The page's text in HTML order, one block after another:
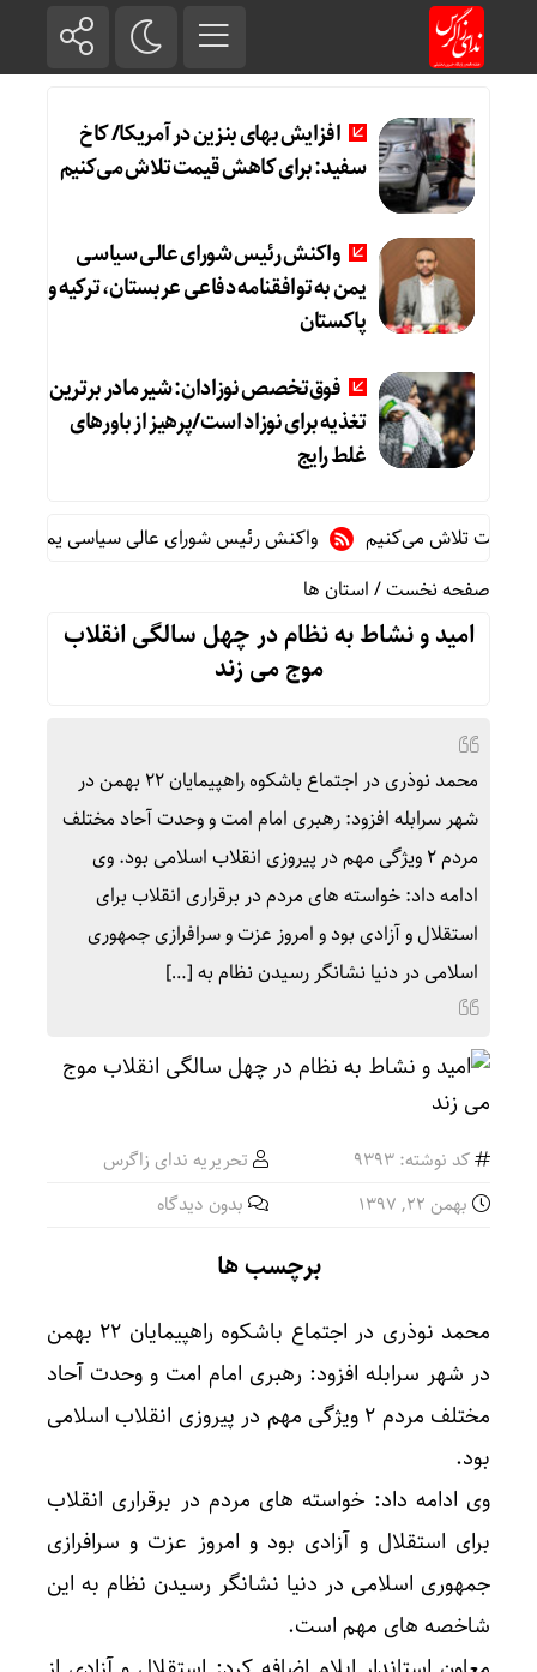
افزایش بهای بنزین در آمریکا/ کاخ
سفید: برای کاهش قیمت تلاش می‌کنیم
واکنش رئیس شورای عالی سیاسی
یمن به توافقنامه دفاعی عربستان، ترکیه و
پاکستان
فوق‌تخصص نوزادان: شیر مادر برترین
تغذیه برای نوزاد است/پرهیز از باورهای
غلط رایج
تلاش می‌کنیم
واکنش رئیس شورای عالی سیاسی یمن به
صفحه نخست/استان ها
امید و نشاط به نظام در چهل سالگی انقلاب
موج می زند
محمد نوذری در اجتماع باشکوه راهپیمایان ۲۲ بهمن در
شهر سرابله افزود: رهبری امام امت و وحدت آحاد مختلف
مردم ۲ ویژگی مهم در پیروزی انقلاب اسلامی بود. وی
ادامه داد: خواسته های مردم در برقراری انقلاب برای
استقلال و آزادی بود و امروز عزت و سرافرازی جمهوری
اسلامی در دنیا نشانگر رسیدن نظام به […]
کد نوشته: 9393
تحریریه ندای زاگرس
بهمن ۲۲, ۱۳۹۷
بدون دیدگاه
برچسب ها
محمد نوذری در اجتماع باشکوه راهپیمایان ۲۲ بهمن
در شهر سرابله افزود: رهبری امام امت و وحدت آحاد
مختلف مردم ۲ ویژگی مهم در پیروزی انقلاب اسلامی
بود.
وی ادامه داد: خواسته های مردم در برقراری انقلاب
برای استقلال و آزادی بود و امروز عزت و سرافرازی
جمهوری اسلامی در دنیا نشانگر رسیدن نظام به این
شاخصه های مهم است.